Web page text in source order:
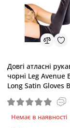
Довгі атласні
чорні Leg Avenue
Long Satin Gloves
Немає в наявності